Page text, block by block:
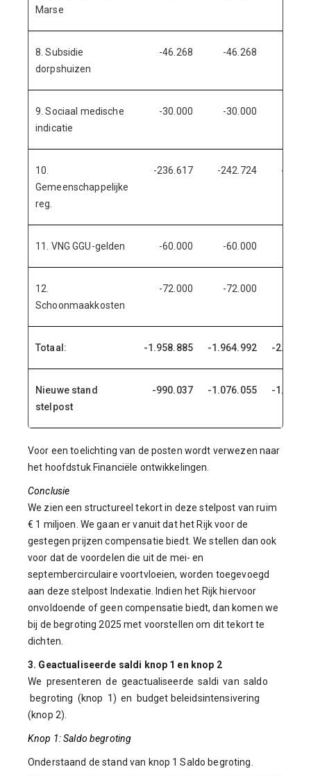
Marse
8. Subsidie
dorpshuizen
-46.268 -46.268
9. Sociaal medische
indicatie
-30.000 -30.000
10.
Gemeenschappelijke
reg.
-236.617 -242.724 -
11. VNG GGU-gelden -60.000 -60.000
12.
Schoonmaakkosten
-72.000 -72.000
Totaal: -1.958.885 -1.964.992 -
Nieuwe stand
stelpost
-990.037 -1.076.055 -
Voor een toelichting van de posten wordt verwezen naar
het hoofdstuk Financiële ontwikkelingen.
Conclusie
We zien een structureel tekort in deze stelpost van ruim
€ 1 miljoen. We gaan er vanuit dat het Rijk voor de
gestegen prijzen compensatie biedt. We stellen dan ook
voor dat de voordelen die uit de mei- en
septembercirculaire voortvloeien, worden toegevoegd
aan deze stelpost Indexatie. Indien het Rijk hiervoor
onvoldoende of geen compensatie biedt, dan komen we
bij de begroting 2025 met voorstellen om dit tekort te
dichten.
3. Geactualiseerde saldi knop 1 en knop 2
We presenteren de geactualiseerde saldi van saldo
begroting (knop 1) en budget beleidsintensivering
(knop 2).
Knop 1: Saldo begroting
Onderstaand de stand van knop 1 Saldo begroting.